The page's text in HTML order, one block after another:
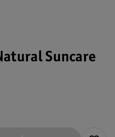
Suncare